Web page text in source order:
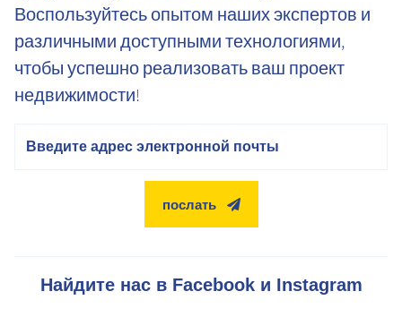
Воспользуйтесь опытом наших экспертов и
различными доступными технологиями,
чтобы успешно реализовать ваш проект
недвижимости!
послать
Найдите нас в Facebook и Instagram